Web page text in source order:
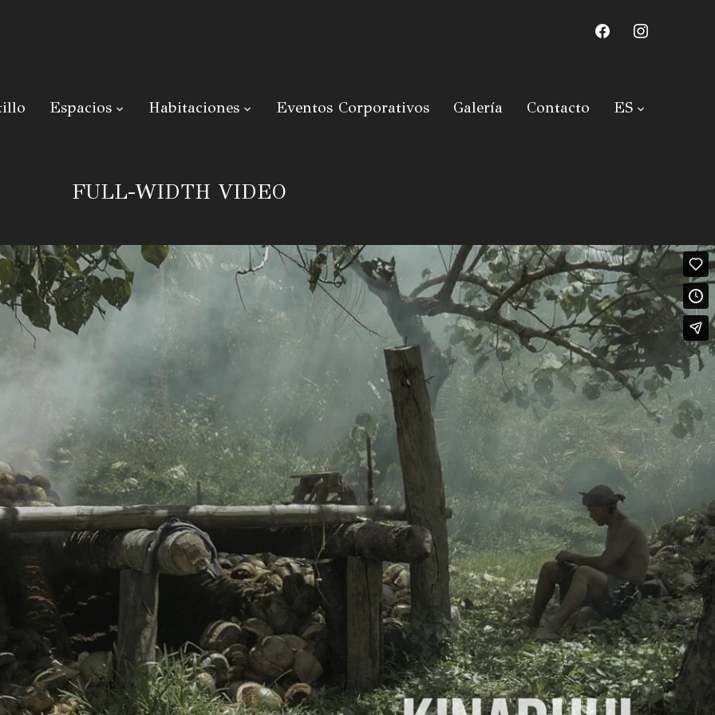
facebookinstagram
Espacios Habitaciones Eventos Corporativos Galería Contacto ES
FULL-WIDTH VIDEO